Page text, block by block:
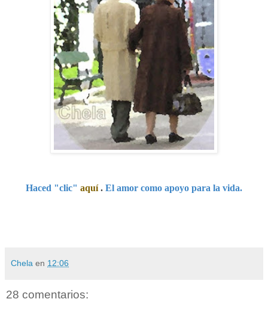
Haced "clic" aquí. El amor como apoyo para la vida.
Chela en 12:06
28 comentarios: